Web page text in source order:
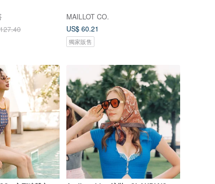
MAILLOT CO.
US$ 60.21
獨家販售